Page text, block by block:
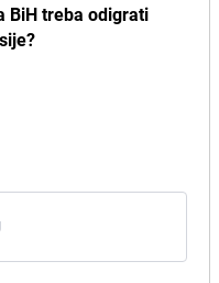
BiH treba odigrati